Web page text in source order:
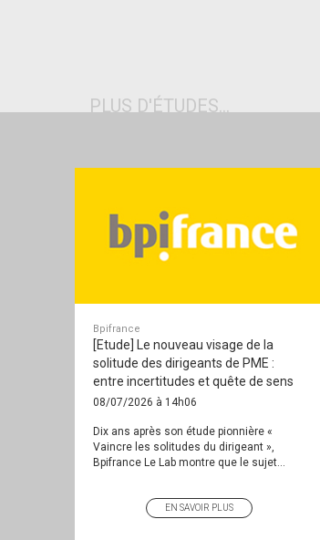
PLUS D'ÉTUDES...
Bpifrance
[Etude] Le nouveau visage de la
solitude des dirigeants de PME :
entre incertitudes et quête de sens
08/07/2026 à 14h06
Dix ans après son étude pionnière «
Vaincre les solitudes du dirigeant »,
Bpifrance Le Lab montre que le sujet...
EN SAVOIR PLUS